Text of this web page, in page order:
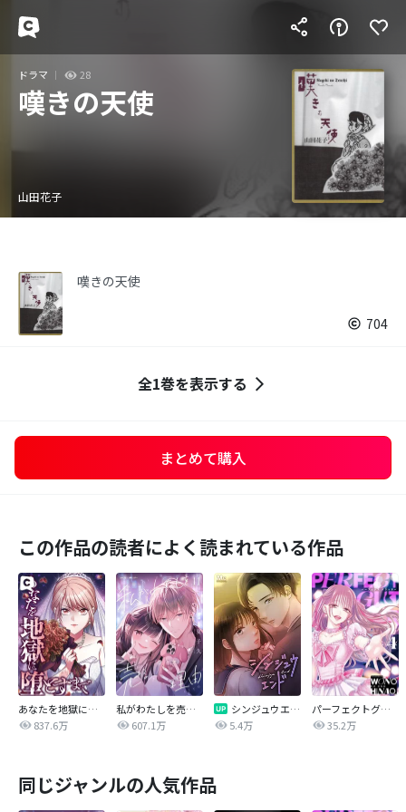
ドラマ 28
嘆きの天使
山田花子
嘆きの天使
704
全1巻を表示する
まとめて購入
この作品の読者によく読まれている作品
あなたを地獄に堕とすまで
837.6万
私がわたしを売る理由
607.1万
シンジュウエンド【タテヨミ】
5.4万
パーフェクトグリッター
35.2万
同じジャンルの人気作品